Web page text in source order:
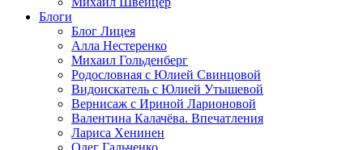
Блоги
Блог Лицея
Алла Нестеренко
Михаил Гольденберг
Родословная с Юлией Свинцовой
Видоискатель с Юлией Утышевой
Вернисаж с Ириной Ларионовой
Валентина Калачёва. Впечатления
Лариса Хенинен
Олег Гальченко